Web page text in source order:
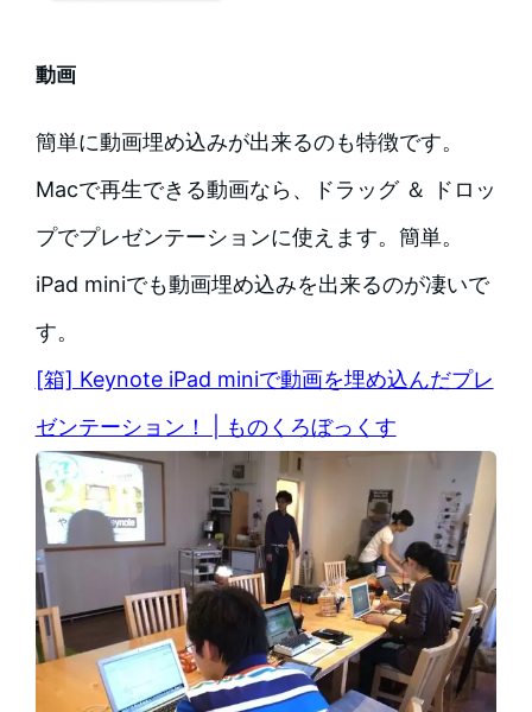
動画
簡単に動画埋め込みが出来るのも特徴です。
Macで再生できる動画なら、ドラッグ ＆ ドロッ
プでプレゼンテーションに使えます。簡単。
iPad miniでも動画埋め込みを出来るのが凄いで
す。
[箱] Keynote iPad miniで動画を埋め込んだプレ
ゼンテーション！ | ものくろぼっくす